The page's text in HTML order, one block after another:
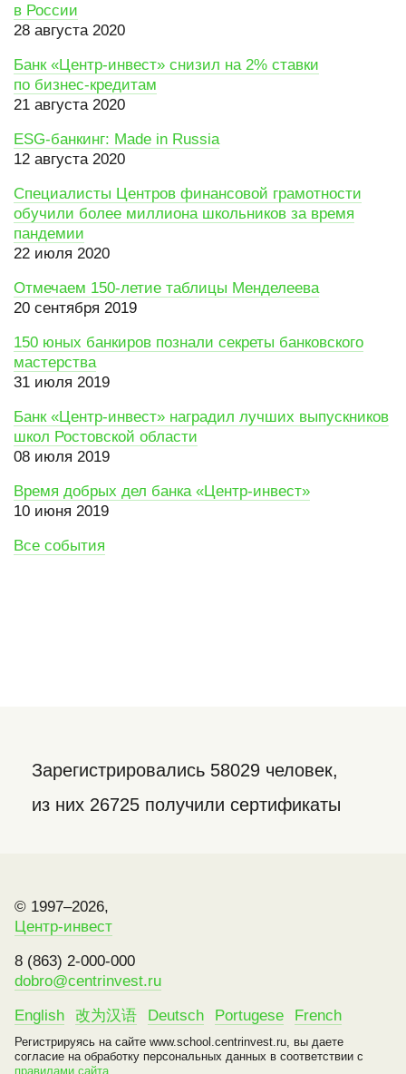
в России
28 августа 2020
Банк «Центр-инвест» снизил на 2% ставки
по бизнес-кредитам
21 августа 2020
ESG-банкинг: Made in Russia
12 августа 2020
Специалисты Центров финансовой грамотности
обучили более миллиона школьников за время
пандемии
22 июля 2020
Отмечаем 150-летие таблицы Менделеева
20 сентября 2019
150 юных банкиров познали секреты банковского
мастерства
31 июля 2019
Банк «Центр-инвест» наградил лучших выпускников
школ Ростовской области
08 июля 2019
Время добрых дел банка «Центр-инвест»
10 июня 2019
Все события
Зарегистрировались 58029 человек,
из них 26725 получили сертификаты
© 1997–2026,
Центр-инвест
English 改为汉语 Deutsch Portugese French
Регистрируясь на сайте www.school.centrinvest.ru, вы даете
согласие на обработку персональных данных в соответствии с
правилами сайта
8 (863) 2-000-000
dobro@centrinvest.ru